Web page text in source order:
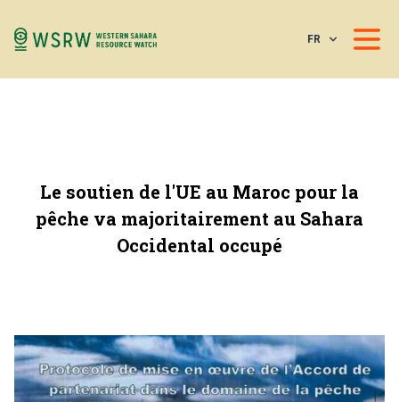
FR
Le soutien de l'UE au Maroc pour la
pêche va majoritairement au Sahara
Occidental occupé